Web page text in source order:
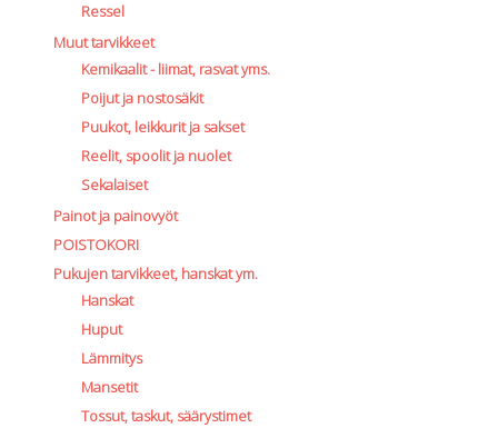
Ressel
Muut tarvikkeet
Kemikaalit - liimat, rasvat yms.
Poijut ja nostosäkit
Puukot, leikkurit ja sakset
Reelit, spoolit ja nuolet
Sekalaiset
Painot ja painovyöt
POISTOKORI
Pukujen tarvikkeet, hanskat ym.
Hanskat
Huput
Lämmitys
Mansetit
Tossut, taskut, säärystimet